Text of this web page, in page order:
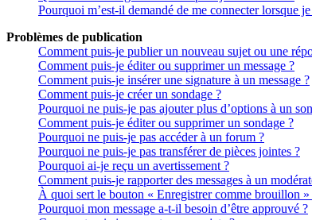
Pourquoi m’est-il demandé de me connecter lorsque
Problèmes de publication
Comment puis-je publier un nouveau sujet ou une
Comment puis-je éditer ou supprimer un message ?
Comment puis-je insérer une signature à un message ?
Comment puis-je créer un sondage ?
Pourquoi ne puis-je pas ajouter plus d’options à un
Comment puis-je éditer ou supprimer un sondage ?
Pourquoi ne puis-je pas accéder à un forum ?
Pourquoi ne puis-je pas transférer de pièces jointes ?
Pourquoi ai-je reçu un avertissement ?
Comment puis-je rapporter des messages à un
À quoi sert le bouton « Enregistrer comme brouillon
Pourquoi mon message a-t-il besoin d’être approuvé ?